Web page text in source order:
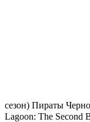
сезон) Пираты
Lagoon: The Second